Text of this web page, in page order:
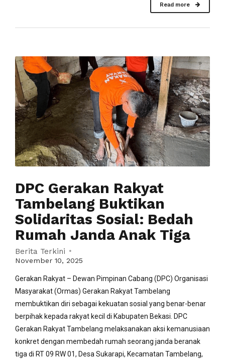
Read more
DPC Gerakan Rakyat
Tambelang Buktikan
Solidaritas Sosial: Bedah
Rumah Janda Anak Tiga
Berita Terkini
November 10, 2025
Gerakan Rakyat – Dewan Pimpinan Cabang (DPC) Organisasi
Masyarakat (Ormas) Gerakan Rakyat Tambelang
membuktikan diri sebagai kekuatan sosial yang benar-benar
berpihak kepada rakyat kecil di Kabupaten Bekasi. DPC
Gerakan Rakyat Tambelang melaksanakan aksi kemanusiaan
konkret dengan membedah rumah seorang janda beranak
tiga di RT 09 RW 01, Desa Sukarapi, Kecamatan Tambelang,